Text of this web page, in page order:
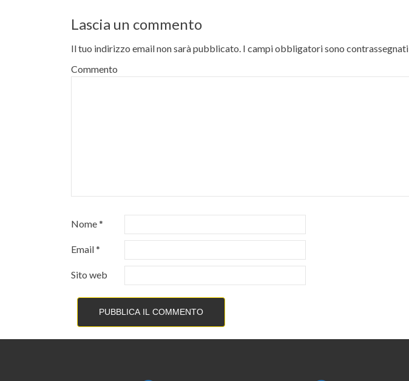
Lascia un commento
Il tuo indirizzo email non sarà pubblicato. I campi obbligatori sono contrassegnati
Commento
Nome*
Email*
Sito web